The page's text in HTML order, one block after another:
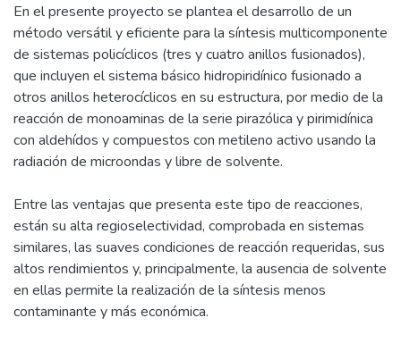
En el presente proyecto se plantea el desarrollo de un
método versátil y eficiente para la síntesis multicomponente
de sistemas policíclicos (tres y cuatro anillos fusionados),
que incluyen el sistema básico hidropiridínico fusionado a
otros anillos heterocíclicos en su estructura, por medio de la
reacción de monoaminas de la serie pirazólica y pirimidínica
con aldehídos y compuestos con metileno activo usando la
radiación de microondas y libre de solvente.
Entre las ventajas que presenta este tipo de reacciones,
están su alta regioselectividad, comprobada en sistemas
similares, las suaves condiciones de reacción requeridas, sus
altos rendimientos y, principalmente, la ausencia de solvente
en ellas permite la realización de la síntesis menos
contaminante y más económica.